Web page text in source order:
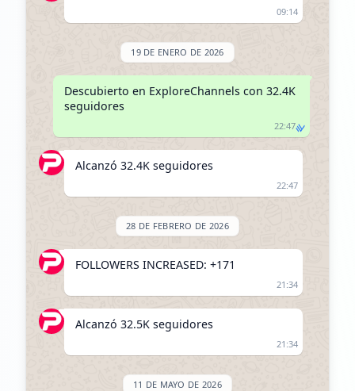
09:14
19 DE ENERO DE 2026
Descubierto en ExploreChannels con 32.4K
seguidores
22:47
Alcanzó 32.4K seguidores
22:47
28 DE FEBRERO DE 2026
FOLLOWERS INCREASED: +171
21:34
Alcanzó 32.5K seguidores
21:34
11 DE MAYO DE 2026